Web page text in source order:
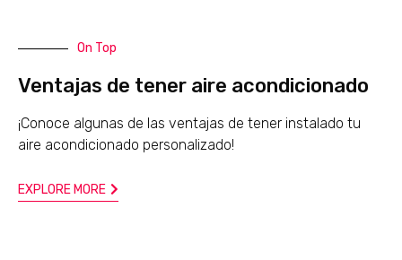
On Top
Ventajas de tener aire acondicionado
¡Conoce algunas de las ventajas de tener instalado tu
aire acondicionado personalizado!
EXPLORE MORE